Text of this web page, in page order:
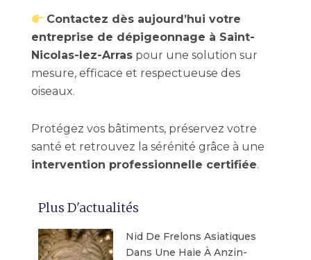
Contactez dès aujourd’hui votre
entreprise de dépigeonnage à Saint-
Nicolas-lez-Arras pour une solution sur
mesure, efficace et respectueuse des
oiseaux.
Protégez vos bâtiments, préservez votre
santé et retrouvez la sérénité grâce à une
intervention professionnelle certifiée.
Plus D'actualités
Nid De Frelons Asiatiques
Dans Une Haie À Anzin-